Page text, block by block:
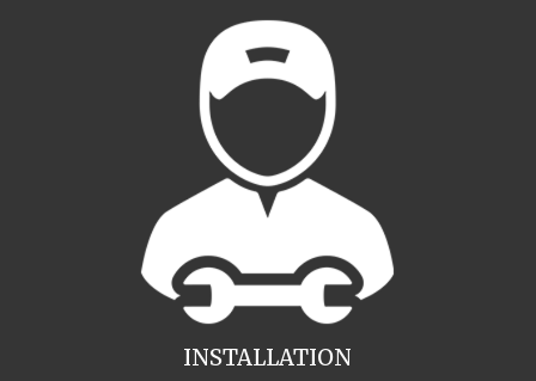
INSTALLATION